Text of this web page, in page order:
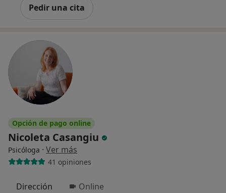
Pedir una cita
Opción de pago online
Nicoleta Casangiu
Psicóloga · Ver más
41 opiniones
Dirección Online